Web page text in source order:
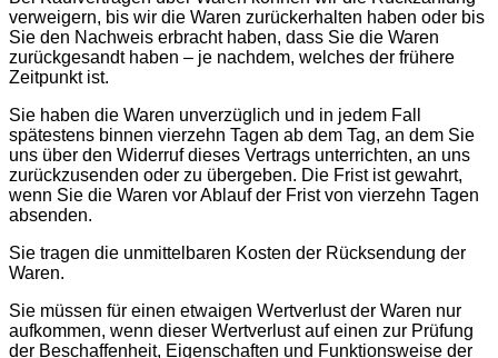
verweigern, bis wir die Waren zurückerhalten haben oder bis
Sie den Nachweis erbracht haben, dass Sie die Waren
zurückgesandt haben – je nachdem, welches der frühere
Zeitpunkt ist.
Sie haben die Waren unverzüglich und in jedem Fall
spätestens binnen vierzehn Tagen ab dem Tag, an dem Sie
uns über den Widerruf dieses Vertrags unterrichten, an uns
zurückzusenden oder zu übergeben. Die Frist ist gewahrt,
wenn Sie die Waren vor Ablauf der Frist von vierzehn Tagen
absenden.
Sie tragen die unmittelbaren Kosten der Rücksendung der
Waren.
Sie müssen für einen etwaigen Wertverlust der Waren nur
aufkommen, wenn dieser Wertverlust auf einen zur Prüfung
der Beschaffenheit, Eigenschaften und Funktionsweise der